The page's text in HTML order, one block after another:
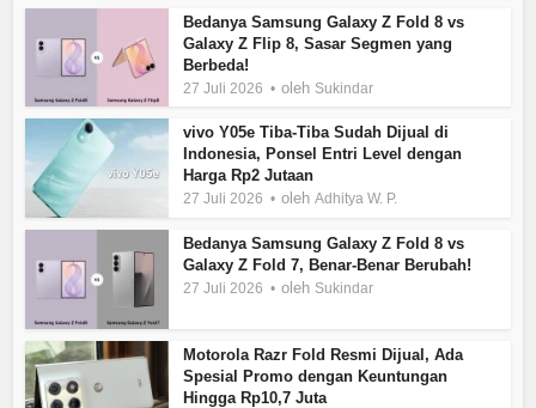
Bedanya Samsung Galaxy Z Fold 8 vs
Galaxy Z Flip 8, Sasar Segmen yang
Berbeda!
27 Juli 2026 oleh Sukindar
vivo Y05e Tiba-Tiba Sudah Dijual di
Indonesia, Ponsel Entri Level dengan
Harga Rp2 Jutaan
27 Juli 2026 olehAdhitya W. P.
Bedanya Samsung Galaxy Z Fold 8 vs
Galaxy Z Fold 7, Benar-Benar Berubah!
27 Juli 2026 oleh Sukindar
Motorola Razr Fold Resmi Dijual, Ada
Spesial Promo dengan Keuntungan
Hingga Rp10,7 Juta